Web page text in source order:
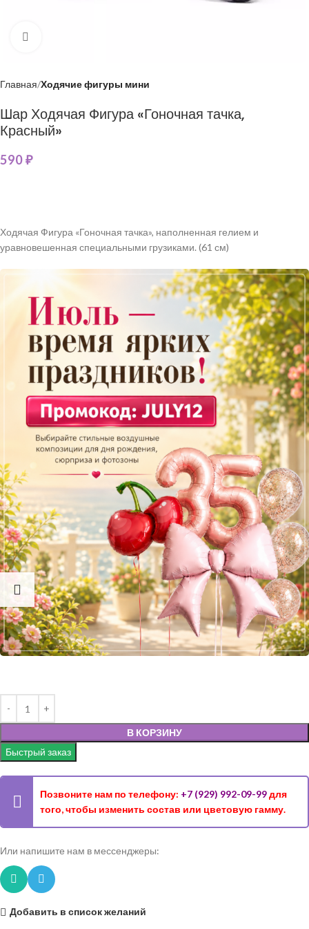
Главная Ходячие фигуры мини
Шар Ходячая Фигура «Гоночная тачка,
Красный»
590₽
Ходячая Фигура «Гоночная тачка», наполненная гелием и
уравновешенная специальными грузиками. (61 см)
В КОРЗИНУ
Быстрый заказ
Позвоните нам по телефону: +7 (929) 992-09-99для
того, чтобы изменить состав или цветовую гамму.
Или напишите нам в мессенджеры:
Добавить в список желаний